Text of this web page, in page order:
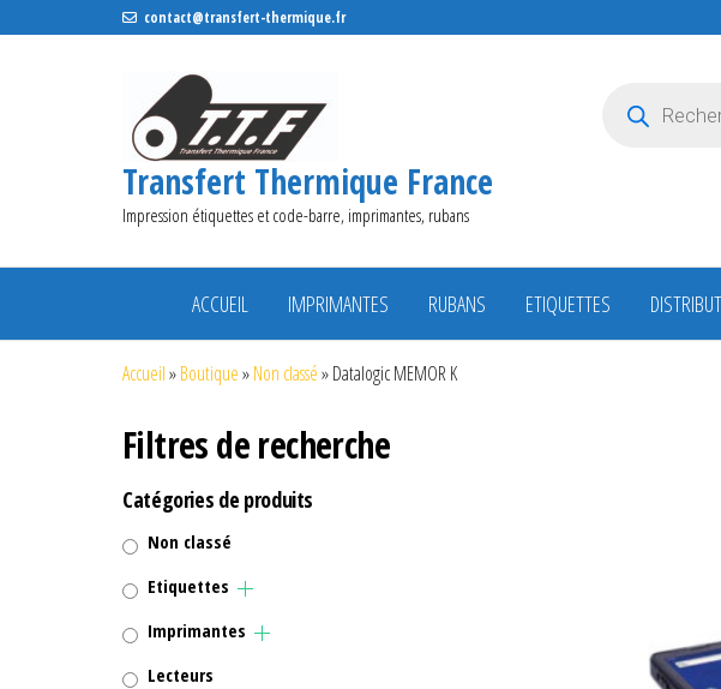
contact@transfert-thermique.fr
Transfert Thermique France
Impression étiquettes et code-barre, imprimantes, rubans
ACCUEIL IMPRIMANTES RUBANS ETIQUETTES
Accueil»Boutique»Non classé»Datalogic MEMOR K
Filtres de recherche
Catégories de produits
Non classé
Etiquettes
Imprimantes
Lecteurs